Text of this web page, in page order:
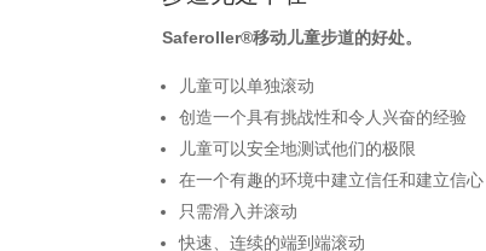
Saferoller®移动儿童步道的好处。
儿童可以单独滚动
创造一个具有挑战性和令人兴奋的经验
儿童可以安全地测试他们的极限
在一个有趣的环境中建立信任和建立信心
只需滑入并滚动
快速、连续的端到端滚动